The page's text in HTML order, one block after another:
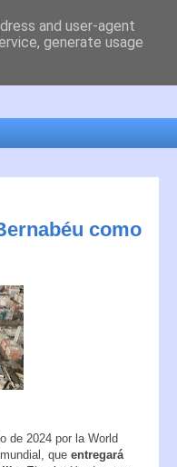
como
de 2024 por la World
que entregará
and user-agent
generate usage